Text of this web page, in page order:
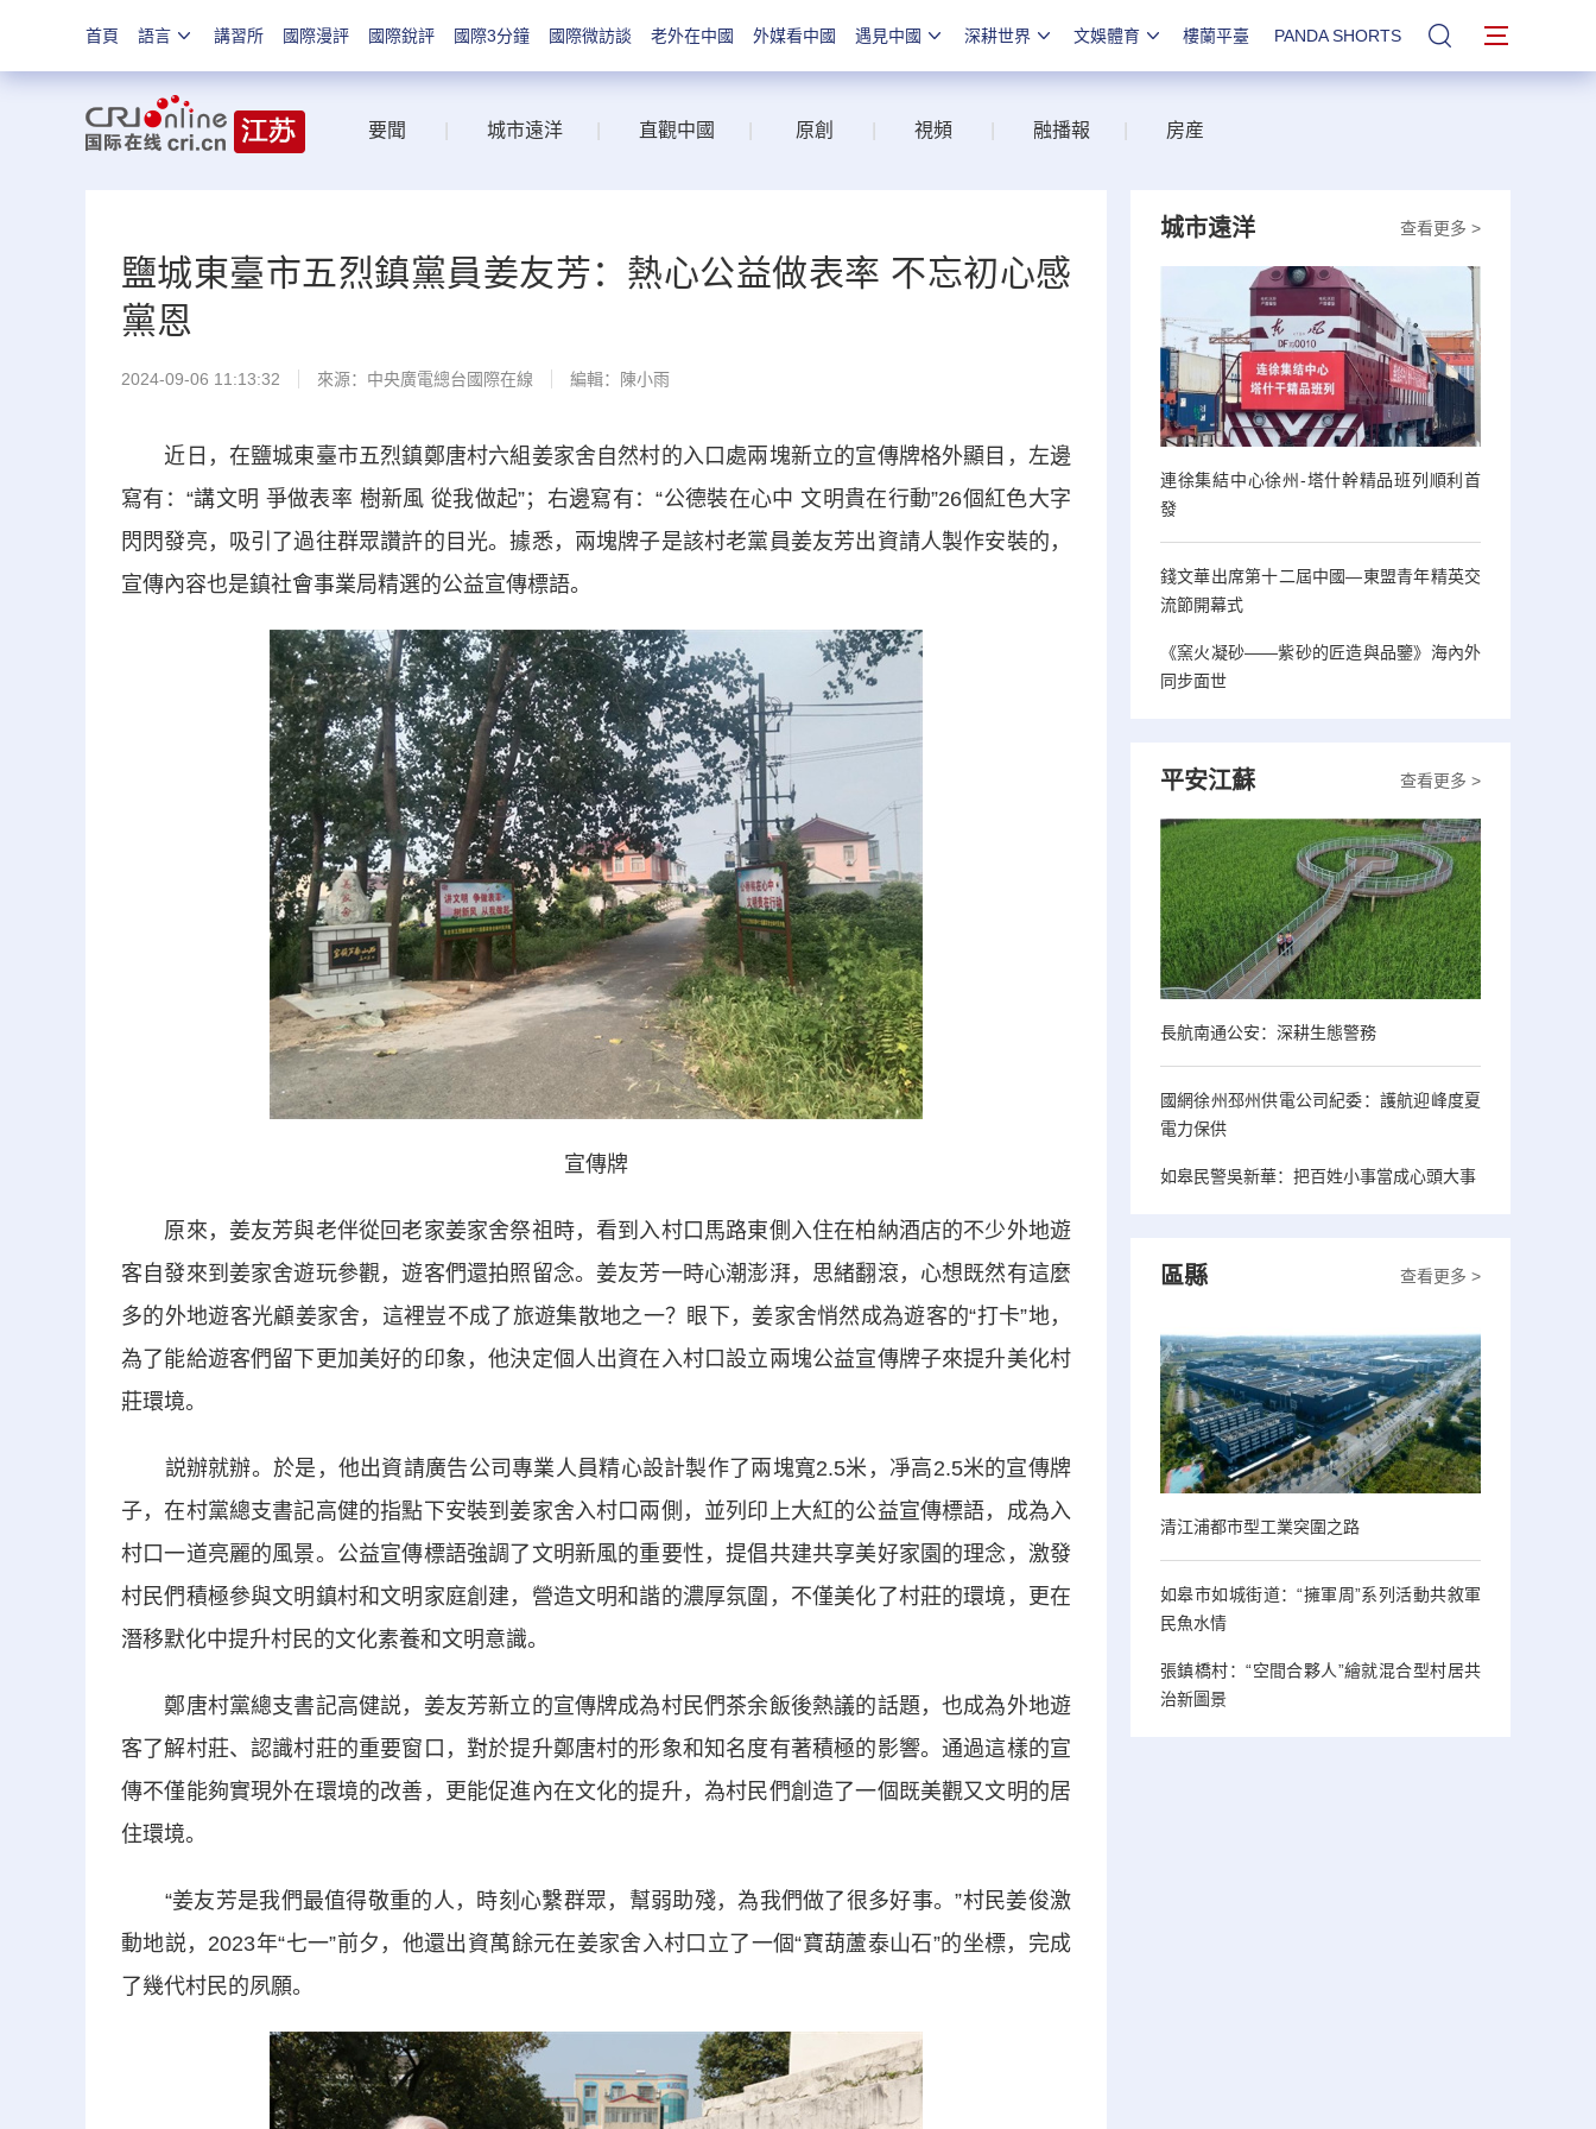
首頁 語言 講習所 國際漫評 國際銳評 國際3分鐘 國際微訪談 老外在中國 外媒看中國 遇見中國 深耕世界 文娛體育 樓蘭平臺 PANDA SHORTS 站內搜索
要聞 城市遠洋 直觀中國 原創 視頻 融播報 房産
鹽城東臺市五烈鎮黨員姜友芳：熱心公益做表率 不忘初心感
黨恩
2024-09-06 11:13:32 來源：中央廣電總台國際在線 編輯：陳小雨
近日，在鹽城東臺市五烈鎮鄭唐村六組姜家舍自然村的入口處兩塊新立的宣傳牌格外顯目，左邊
寫有：“講文明 爭做表率 樹新風 從我做起”；右邊寫有：“公德裝在心中 文明貴在行動”26個紅色大字
閃閃發亮，吸引了過往群眾讚許的目光。據悉，兩塊牌子是該村老黨員姜友芳出資請人製作安裝的，
宣傳內容也是鎮社會事業局精選的公益宣傳標語。
宣傳牌
原來，姜友芳與老伴從回老家姜家舍祭祖時，看到入村口馬路東側入住在柏納酒店的不少外地遊
客自發來到姜家舍遊玩參觀，遊客們還拍照留念。姜友芳一時心潮澎湃，思緒翻滾，心想既然有這麼
多的外地遊客光顧姜家舍，這裡豈不成了旅遊集散地之一？眼下，姜家舍悄然成為遊客的“打卡”地，
為了能給遊客們留下更加美好的印象，他決定個人出資在入村口設立兩塊公益宣傳牌子來提升美化村
莊環境。
説辦就辦。於是，他出資請廣告公司專業人員精心設計製作了兩塊寬2.5米，凈高2.5米的宣傳牌
子，在村黨總支書記高健的指點下安裝到姜家舍入村口兩側，並列印上大紅的公益宣傳標語，成為入
村口一道亮麗的風景。公益宣傳標語強調了文明新風的重要性，提倡共建共享美好家園的理念，激發
村民們積極參與文明鎮村和文明家庭創建，營造文明和諧的濃厚氛圍，不僅美化了村莊的環境，更在
潛移默化中提升村民的文化素養和文明意識。
鄭唐村黨總支書記高健説，姜友芳新立的宣傳牌成為村民們茶余飯後熱議的話題，也成為外地遊
客了解村莊、認識村莊的重要窗口，對於提升鄭唐村的形象和知名度有著積極的影響。通過這樣的宣
傳不僅能夠實現外在環境的改善，更能促進內在文化的提升，為村民們創造了一個既美觀又文明的居
住環境。
“姜友芳是我們最值得敬重的人，時刻心繫群眾，幫弱助殘，為我們做了很多好事。”村民姜俊激
動地説，2023年“七一”前夕，他還出資萬餘元在姜家舍入村口立了一個“寶葫蘆泰山石”的坐標，完成
了幾代村民的夙願。
查看更多 >
城市遠洋
連徐集結中心徐州-塔什幹精品班列順利首
發
錢文華出席第十二屆中國—東盟青年精英交
流節開幕式
《窯火凝砂——紫砂的匠造與品鑒》海內外
同步面世
查看更多 >
平安江蘇
長航南通公安：深耕生態警務
國網徐州邳州供電公司紀委：護航迎峰度夏
電力保供
如皋民警吳新華：把百姓小事當成心頭大事
查看更多 >
區縣
清江浦都市型工業突圍之路
如皋市如城街道：“擁軍周”系列活動共敘軍
民魚水情
張鎮橋村：“空間合夥人”繪就混合型村居共
治新圖景